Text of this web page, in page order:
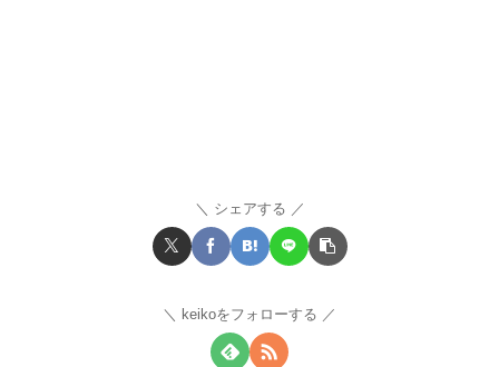
シェアする
keikoをフォローする